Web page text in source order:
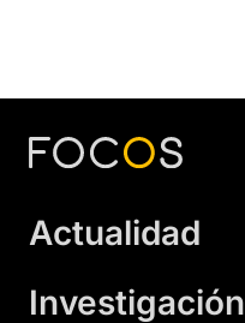
Actualidad
Investigación